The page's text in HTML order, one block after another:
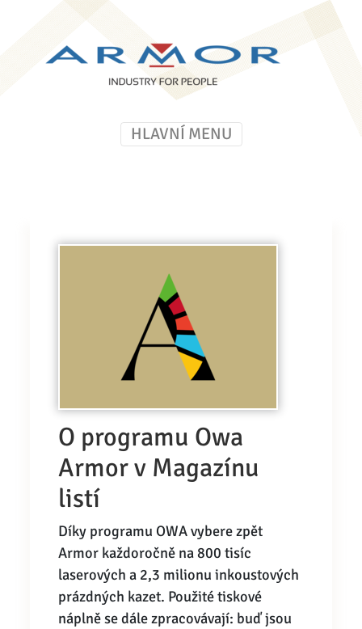
O programu Owa
Armor v Magazínu
listí
Díky programu OWA vybere zpět
Armor každoročně na 800 tisíc
laserových a 2,3 milionu inkoustových
prázdných kazet. Použité tiskové
náplně se dále zpracovávají: buď jsou